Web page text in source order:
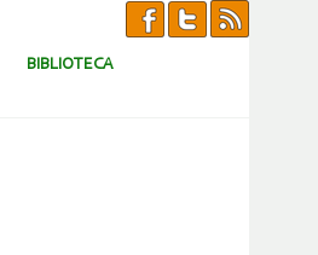
BIBLIOTECA